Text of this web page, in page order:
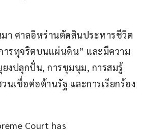
มา ศาลอิหร่านตัดสินประหารชีวิต
ารทุจริตบนแผ่นดิน” และมีความ
งปลุกปั่น, การชุมนุม, การสมรู้
เชื่อต่อต้านรัฐ และการเรียกร้อง
Court has